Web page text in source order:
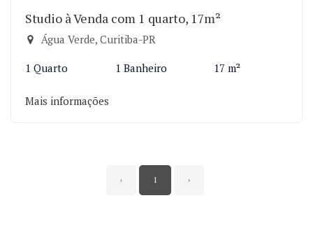
Studio à Venda com 1 quarto, 17m²
Água Verde, Curitiba-PR
1 Quarto 1 Banheiro 17 m²
Mais informações
‹ 1 ›